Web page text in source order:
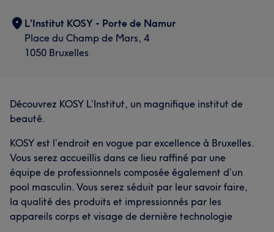
L'Institut KOSY - Porte de Namur
Place du Champ de Mars, 4
1050 Bruxelles
Découvrez KOSY L’Institut, un magnifique institut de
beauté.
KOSY est l’endroit en vogue par excellence à Bruxelles.
Vous serez accueillis dans ce lieu raffiné par une
équipe de professionnels composée également d’un
pool masculin. Vous serez séduit par leur savoir faire,
la qualité des produits et impressionnés par les
appareils corps et visage de dernière technologie